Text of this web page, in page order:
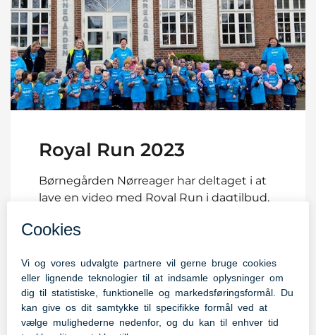
Royal Run 2023
Børnegården Nørreager har deltaget i at
lave en video med Royal Run i dagtilbud.